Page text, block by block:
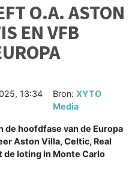
O.A. ASTON
EN VFB
13:34
Bron:XYTO
Media
de hoofdfase van de Europa
Aston Villa, Celtic, Real
de loting in Monte Carlo